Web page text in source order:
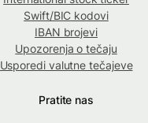
Swift/BIC kodovi
IBAN brojevi
Upozorenja o tečaju
Usporedi valutne tečajeve
Pratite nas